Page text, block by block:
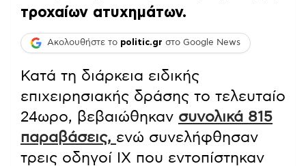
τροχαίων ατυχημάτων.
Ακολουθήστε το politic.gr στο Google News
Κατά τη διάρκεια ειδικής
επιχειρησιακής δράσης το τελευταίο
24ωρο, βεβαιώθηκαν συνολικά 815
παραβάσεις, ενώ συνελήφθησαν
τρεις οδηγοί ΙΧ που εντοπίστηκαν